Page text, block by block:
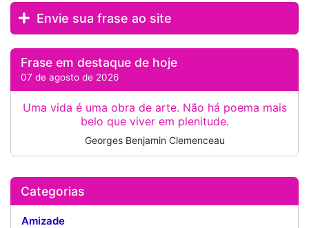
Envie sua frase ao site
Frase em destaque de hoje
07 de agosto de 2026
Uma vida é uma obra de arte. Não há poema mais
belo que viver em plenitude.
Georges Benjamin Clemenceau
Categorias
Amizade